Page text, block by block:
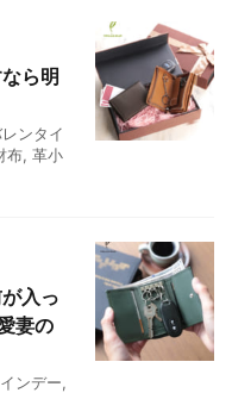
ら明
ンタイ
布, 革小
入っ
妻の
ンデー,